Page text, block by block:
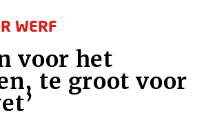
WERF
voor het
te groot voor